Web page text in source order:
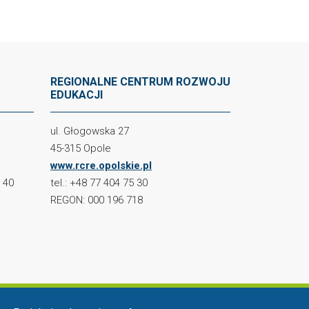
40
REGIONALNE CENTRUM ROZWOJU
EDUKACJI
ul. Głogowska 27
45-315 Opole
www.rcre.opolskie.pl
tel.: +48 77 404 75 30
REGON: 000 196 718